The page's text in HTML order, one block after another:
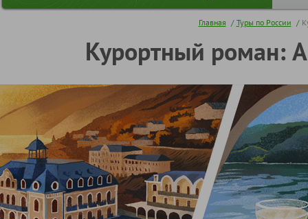
Главная / Туры по России /
Курортный роман: